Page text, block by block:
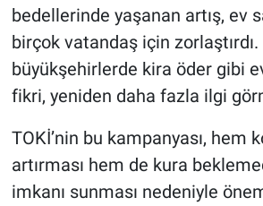
bedellerinde yaşanan artış, ev
birçok vatandaş için
büyükşehirlerde kira öder gibi
fikri, yeniden daha fazla ilgi
TOKİ’nin bu kampanyası, hem
artırması hem de kura
imkanı sunması nedeniyle